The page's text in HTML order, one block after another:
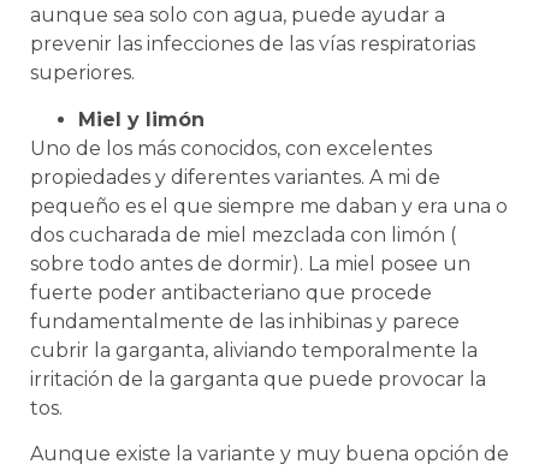
aunque sea solo con agua, puede ayudar a
prevenir las infecciones de las vías respiratorias
superiores.
Miel y limón
Uno de los más conocidos, con excelentes
propiedades y diferentes variantes. A mi de
pequeño es el que siempre me daban y era una o
dos cucharada de miel mezclada con limón (
sobre todo antes de dormir). La miel posee un
fuerte poder antibacteriano que procede
fundamentalmente de las inhibinas y parece
cubrir la garganta, aliviando temporalmente la
irritación de la garganta que puede provocar la
tos.
Aunque existe la variante y muy buena opción de